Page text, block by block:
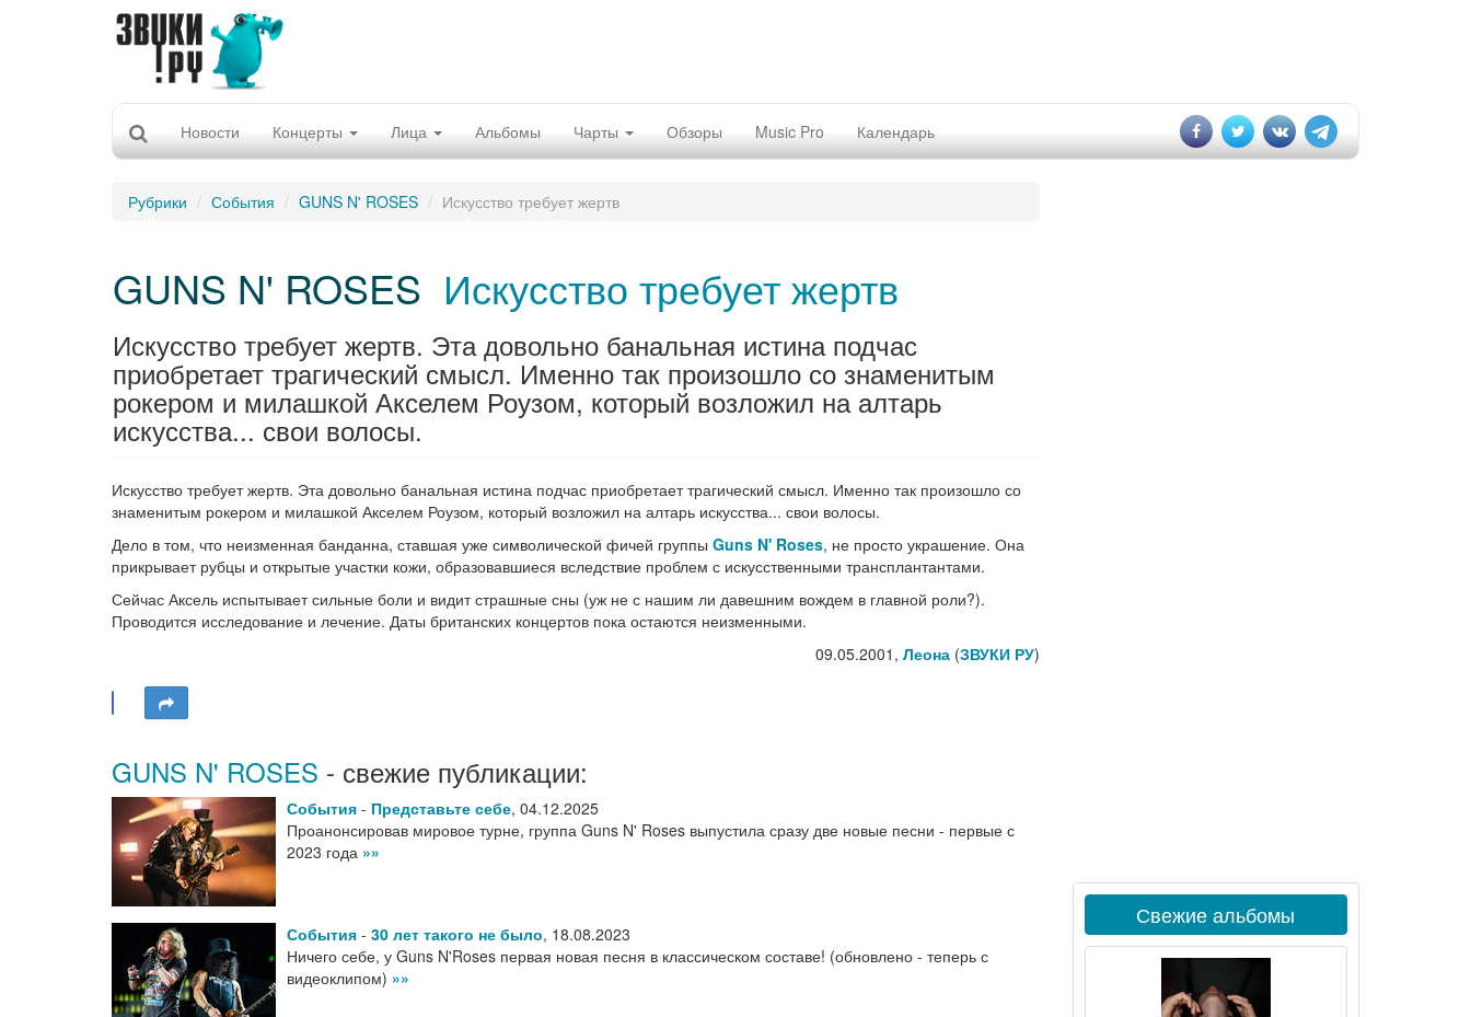
Новости Концерты Лица Альбомы Чарты Обзоры Music Pro Календарь
Рубрики События GUNS N' ROSES Искусство требует жертв
GUNS N' ROSES Искусство требует жертв
Искусство требует жертв. Эта довольно банальная истина подчас
приобретает трагический смысл. Именно так произошло со знаменитым
рокером и милашкой Акселем Роузом, который возложил на алтарь
искусства... свои волосы.
Искусство требует жертв. Эта довольно банальная истина подчас приобретает трагический смысл. Именно так произошло со
знаменитым рокером и милашкой Акселем Роузом, который возложил на алтарь искусства... свои волосы.
Дело в том, что неизменная банданна, ставшая уже символической фичей группы Guns N' Roses, не просто украшение. Она
прикрывает рубцы и открытые участки кожи, образовавшиеся вследствие проблем с искусственными трансплантантами.
Сейчас Аксель испытывает сильные боли и видит страшные сны (уж не с нашим ли давешним вождем в главной роли?).
Проводится исследование и лечение. Даты британских концертов пока остаются неизменными.
09.05.2001, Леона(ЗВУКИ РУ)
GUNS N' ROSES - свежие публикации:
События - Представьте себе, 04.12.2025
Проанонсировав мировое турне, группа Guns N' Roses выпустила сразу две новые песни - первые с
2023 года »»
События - 30 лет такого не было, 18.08.2023
Ничего себе, у Guns N'Roses первая новая песня в классическом составе! (обновлено - теперь с
видеоклипом) »»
Свежие альбомы